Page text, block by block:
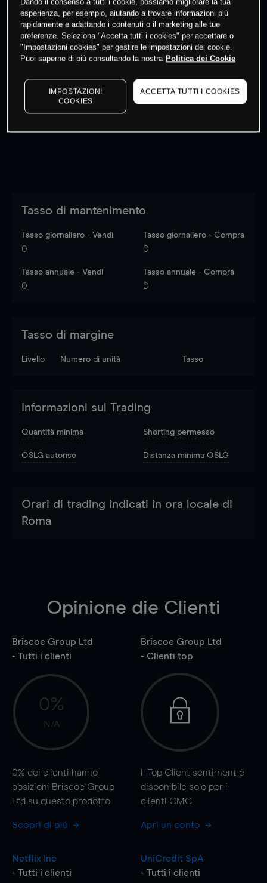
Fai trading
I prezzi sono solo indicativi. Accediper vedere gli ultimi
dati di mercato
to see latest market data
Tasso di mantenimento
Tasso giornaliero - Vendi
0
Tasso giornaliero - Compra
0
Tasso annuale - Vendi
0
Tasso annuale - Compra
0
Tasso di margine
Livello Numero di unità Tasso
Informazioni sul Trading
Quantità minima Shorting permesso
OSLG autorisé Distanza minima OSLG
Orari di trading indicati in ora locale di
Roma
Opinione die Clienti
Briscoe Group Ltd
- Tutti i clienti
0%
N/A
0% dei clienti hanno
posizioni Briscoe Group
Ltd su questo prodotto
Scopri di più
Briscoe Group Ltd
- Clienti top
Il Top Client sentiment è
disponibile solo per i
clienti CMC
Apri un conto
Netflix Inc
- Tutti i clienti
UniCredit SpA
- Tutti i clienti
esperienza, per esempio, aiutando a trovare informazioni più
rapidamente e adattando i contenuti o il marketing alle tue
preferenze. Seleziona "Accetta tutti i cookies" per accettare o
"Impostazioni cookies" per gestire le impostazioni dei cookie.
Puoi saperne di più consultando la nostra Politica dei Cookie
IMPOSTAZIONI
COOKIES
ACCETTA TUTTI I COOKIES